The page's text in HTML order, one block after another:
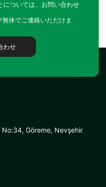
については、お問い合わせ
休でご連絡いただけま
わせ
Göreme, Nevşehir